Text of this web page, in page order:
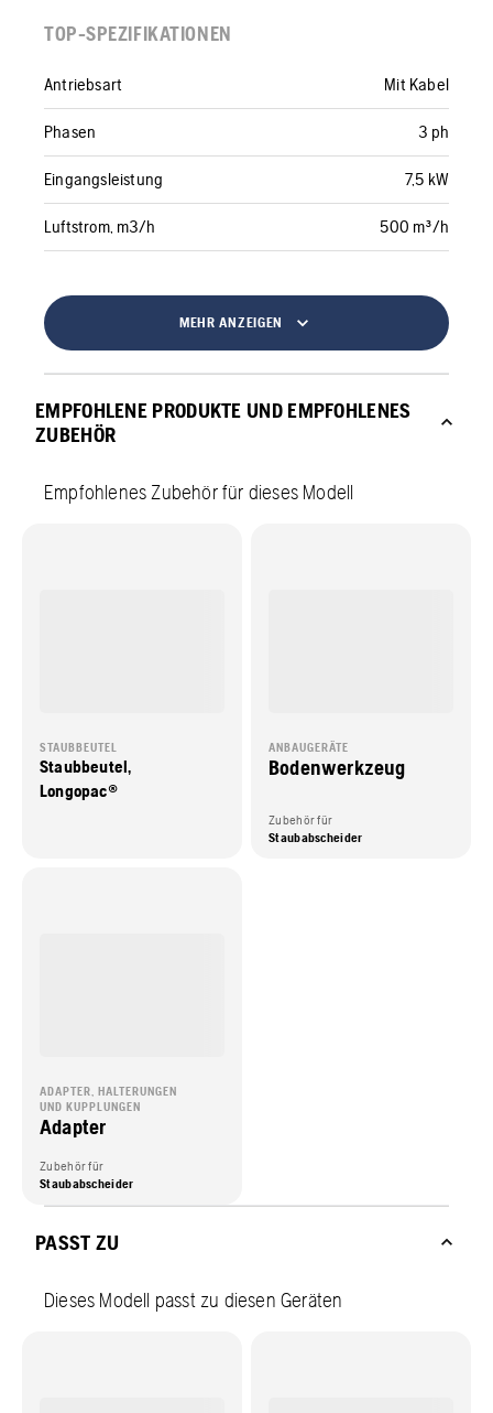
TOP-SPEZIFIKATIONEN
Antriebsart Mit Kabel
Phasen 3 ph
Eingangsleistung 7,5 kW
Luftstrom, m3/h 500 m³/h
MEHR ANZEIGEN
EMPFOHLENE PRODUKTE UND EMPFOHLENES
ZUBEHÖR
Empfohlenes Zubehör für dieses Modell
STAUBBEUTEL
Staubbeutel,
Longopac®
ANBAUGERÄTE
Bodenwerkzeug
Zubehör für
Staubabscheider
ADAPTER, HALTERUNGEN
UND KUPPLUNGEN
Adapter
Zubehör für
Staubabscheider
PASST ZU
Dieses Modell passt zu diesen Geräten